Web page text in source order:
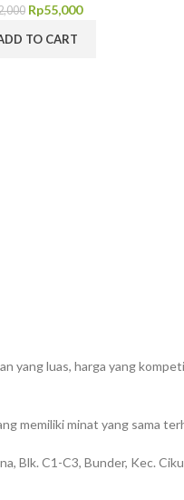
Rp55,000
TO CART
yang luas, harga yang
memiliki minat yang sama
Blk. C1-C3, Bunder, Kec.